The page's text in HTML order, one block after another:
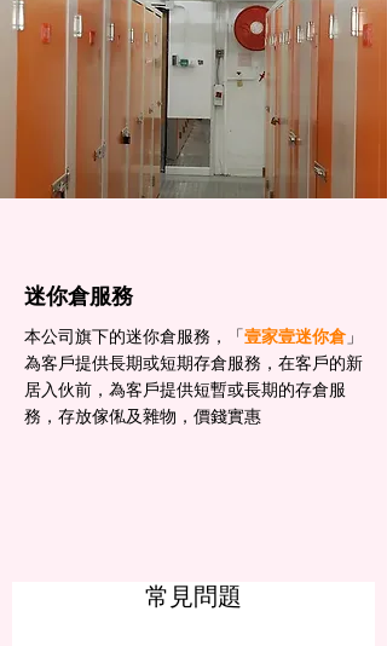
迷你倉服務
本公司旗下的迷你倉服務，「壹家壹迷你倉 」
為客戶提供長期或短期存倉服務，在客戶的新
居入伙前，為客戶提供短暫或長期的存倉服
務，存放傢俬及雜物，價錢實惠
常見問題